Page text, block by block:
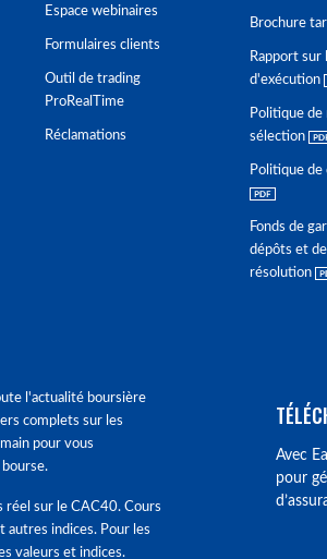
Espace webinaires
Formulaires clients
Outil de trading
ProRealTime
Réclamations
Brochure
Rapport sur
d'exécution
Politique
sélection
Politique
Fonds de
dépôts et de
résolution
l'actualité boursière
complets sur les
pour vous
bourse.
réel sur le CAC40. Cours
autres indices. Pour les
valeurs et indices.
Avec
pour